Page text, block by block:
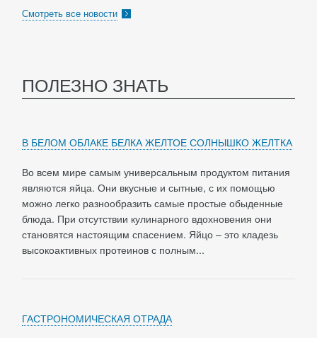
Смотреть все новости
ПОЛЕЗНО ЗНАТЬ
В БЕЛОМ ОБЛАКЕ БЕЛКА ЖЕЛТОЕ СОЛНЫШКО ЖЕЛТКА
Во всем мире самым универсальным продуктом питания
являются яйца. Они вкусные и сытные, с их помощью
можно легко разнообразить самые простые обыденные
блюда. При отсутствии кулинарного вдохновения они
становятся настоящим спасением. Яйцо – это кладезь
высокоактивных протеинов с полным...
ГАСТРОНОМИЧЕСКАЯ ОТРАДА